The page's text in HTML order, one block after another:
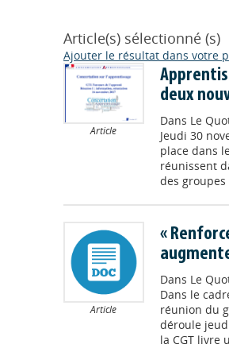
Article(s) sélectionné (s)
Ajouter le résultat dans votre
Article
deux
Dans Le
Jeudi 30
place dans
réunissent
des
Article
«
Dans Le
Dans le
réunion du
déroule
la CGT livre